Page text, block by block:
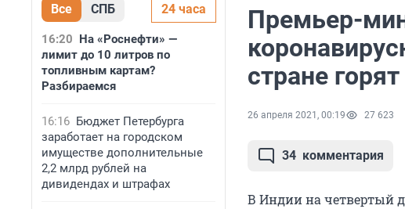
Все СПБ 24 часа
16:20 На «Роснефти» —
лимит до 10 литров по
топливным картам?
Разбираемся
16:16 Бюджет Петербурга
заработает на городском
имуществе дополнительные
2,2 млрд рублей на
дивидендах и штрафах
Премьер-
стране
26 апреля 2021, 00:19 27 623
34 комментария
В Индии на четвертый